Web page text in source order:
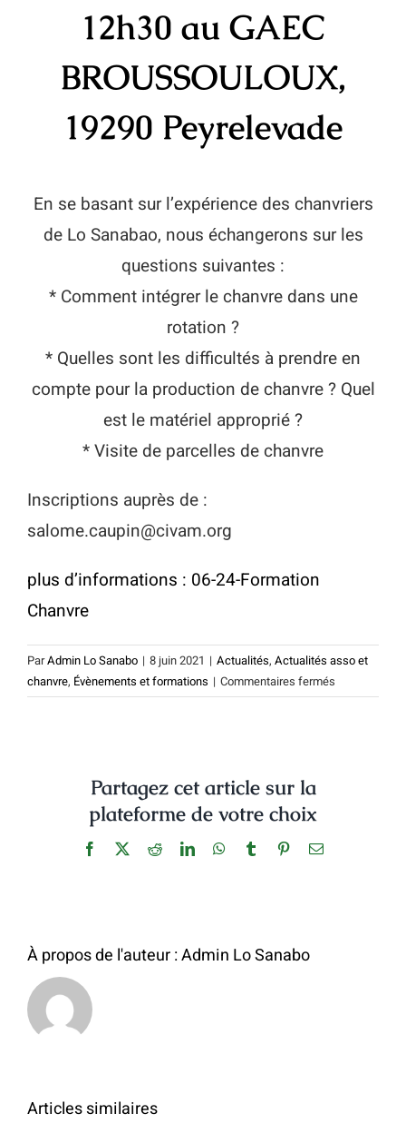
12h30 au GAEC
BROUSSOULOUX,
19290 Peyrelevade
En se basant sur l’expérience des chanvriers
de Lo Sanabao, nous échangerons sur les
questions suivantes :
* Comment intégrer le chanvre dans une
rotation ?
* Quelles sont les difficultés à prendre en
compte pour la production de chanvre ? Quel
est le matériel approprié ?
* Visite de parcelles de chanvre
Inscriptions auprès de :
salome.caupin@civam.org
plus d’informations : 06-24-Formation
Chanvre
ParAdmin Lo Sanabo | 8 juin 2021 | Actualités, Actualités asso et
chanvre, Évènements et formations | Commentaires fermés
le
Partagez cet article sur la
plateforme de votre choix
Facebook RedditLinkedInWhatsApp
Tumblr PinterestEmail
À propos de l'auteur :Admin Lo Sanabo
Articles similaires